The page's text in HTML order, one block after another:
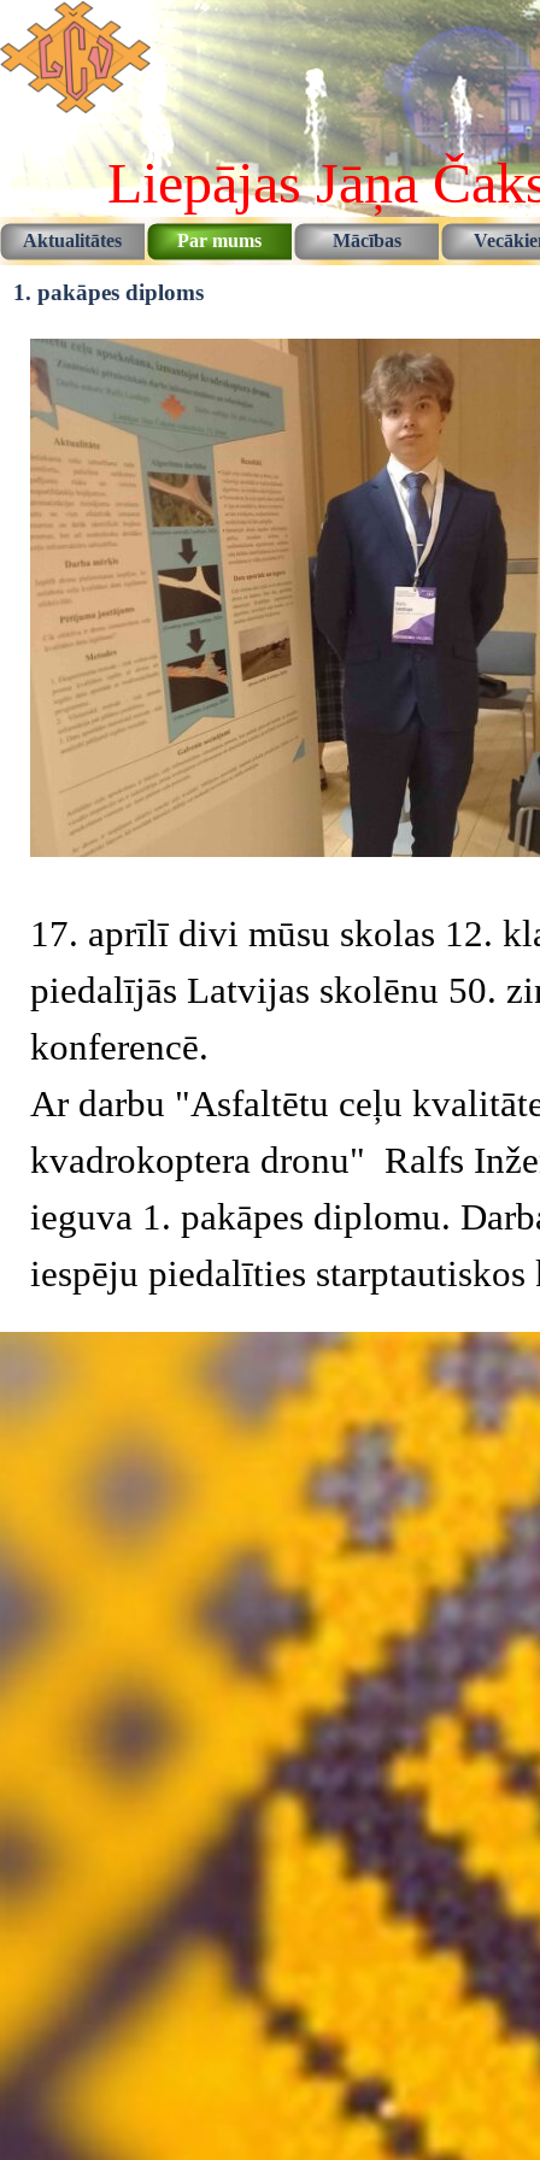
Pāriet uz saturu
Liepājas Jāņa
Aktualitātes Par mums ▼
Mācības ▼
1. pakāpes diploms
17. aprīlī divi mūsu skolas 12.
piedalījās Latvijas skolēnu 50.
konferencē.
Ar darbu "Asfaltētu ceļu
kvadrokoptera dronu" Ralfs
ieguva 1. pakāpes diplomu.
iespēju piedalīties starptautiskos